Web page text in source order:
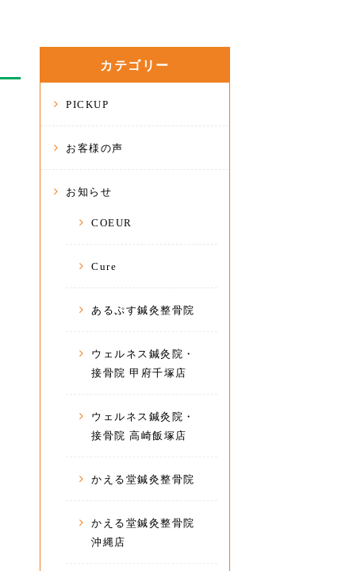
カテゴリー
PICKUP
お客様の声
お知らせ
COEUR
Cure
あるぷす鍼灸整骨院
ウェルネス鍼灸院・
接骨院 甲府千塚店
ウェルネス鍼灸院・
接骨院 高崎飯塚店
かえる堂鍼灸整骨院
かえる堂鍼灸整骨院
沖縄店